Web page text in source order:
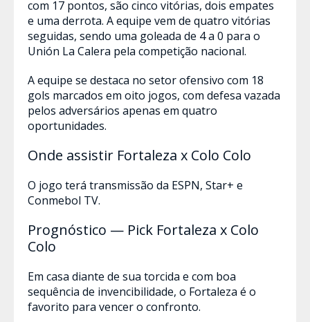
com 17 pontos, são cinco vitórias, dois empates
e uma derrota. A equipe vem de quatro vitórias
seguidas, sendo uma goleada de 4 a 0 para o
Unión La Calera pela competição nacional.
A equipe se destaca no setor ofensivo com 18
gols marcados em oito jogos, com defesa vazada
pelos adversários apenas em quatro
oportunidades.
Onde assistir Fortaleza x Colo Colo
O jogo terá transmissão da ESPN, Star+ e
Conmebol TV.
Prognóstico — Pick Fortaleza x Colo
Colo
Em casa diante de sua torcida e com boa
sequência de invencibilidade, o Fortaleza é o
favorito para vencer o confronto.